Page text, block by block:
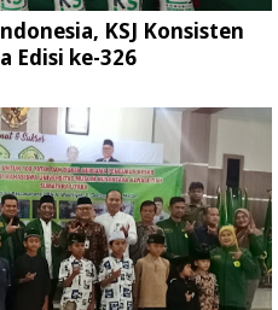
KSJ Konsisten
Edisi ke-326